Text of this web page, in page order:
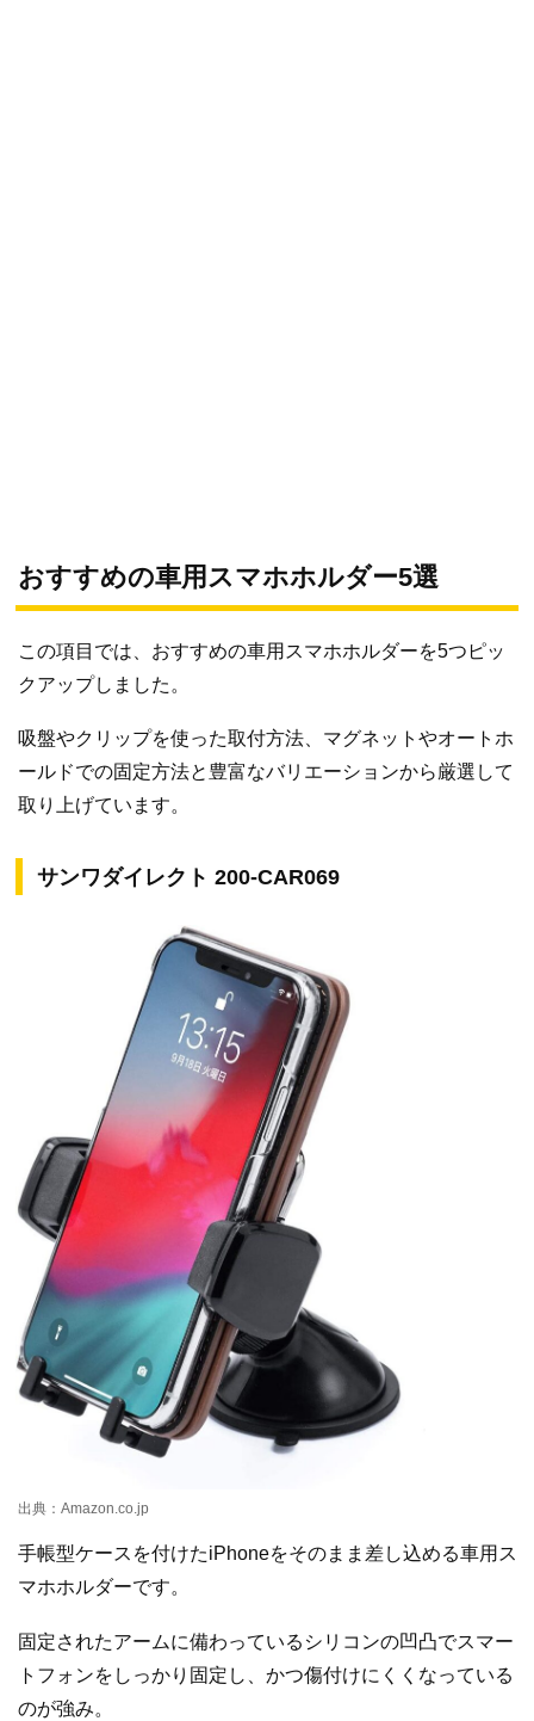
おすすめの車用スマホホルダー5選
この項目では、おすすめの車用スマホホルダーを5つピッ
クアップしました。
吸盤やクリップを使った取付方法、マグネットやオートホ
ールドでの固定方法と豊富なバリエーションから厳選して
取り上げています。
サンワダイレクト 200-CAR069
出典：Amazon.co.jp
手帳型ケースを付けたiPhoneをそのまま差し込める車用ス
マホホルダーです。
固定されたアームに備わっているシリコンの凹凸でスマー
トフォンをしっかり固定し、かつ傷付けにくくなっている
のが強み。